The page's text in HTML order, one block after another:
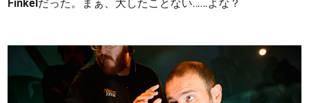
Finkelだった。まぁ、大したことない……よな？